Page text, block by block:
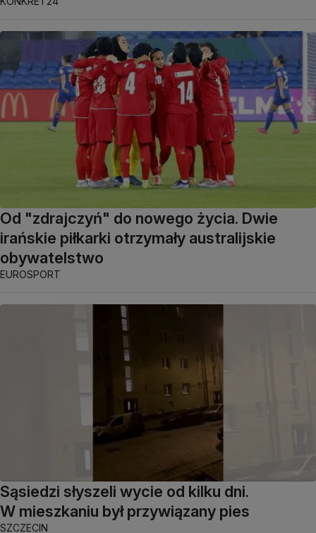
Od "zdrajczyń" do nowego życia. Dwie
irańskie piłkarki otrzymały australijskie
obywatelstwo
EUROSPORT
Sąsiedzi słyszeli wycie od kilku dni.
W mieszkaniu był przywiązany pies
SZCZECIN